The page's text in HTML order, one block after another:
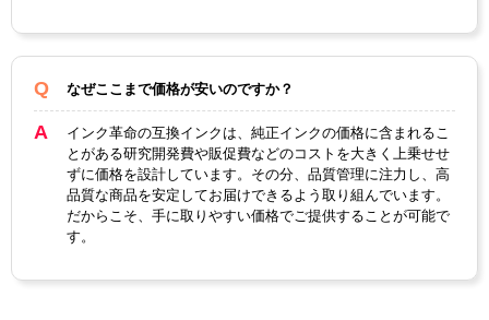
なぜここまで価格が安いのですか？
インク革命の互換インクは、純正インクの価格に含まれるこ
とがある研究開発費や販促費などのコストを大きく上乗せせ
ずに価格を設計しています。その分、品質管理に注力し、高
品質な商品を安定してお届けできるよう取り組んでいます。
だからこそ、手に取りやすい価格でご提供することが可能で
す。